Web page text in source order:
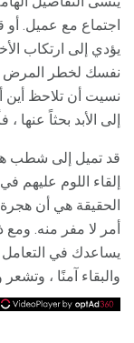
اجتماع مع عميل. أو
يؤدي إلى ارتكاب
نفسك لخطر المرض
نسيت أن تلاحظ أين
إلى الأبد بحثاً
قد تميل إلى شطب
إلقاء اللوم عليهم
الحقيقة هي أن
أمر لا مفر منه.
يساعدك في التعامل
والبقاء آمنًا ،